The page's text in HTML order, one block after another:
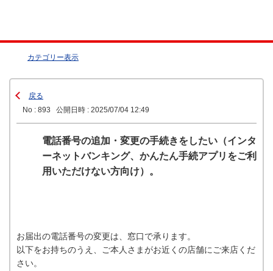
カテゴリー表示
戻る
No : 893
公開日時 : 2025/07/04 12:49
電話番号の追加・変更の手続きをしたい（インタ
ーネットバンキング、かんたん手続アプリをご利
用いただけない方向け）。
お届出の電話番号の変更は、窓口で承ります。
以下をお持ちのうえ、ご本人さまがお近くの店舗にご来店くだ
さい。